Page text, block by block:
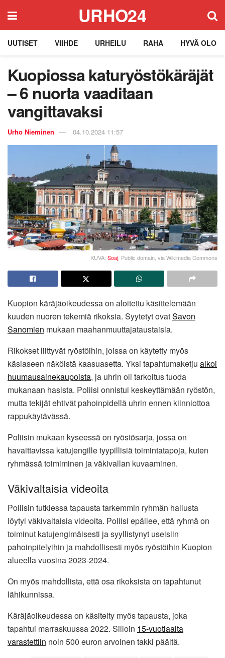
URHO24
UUTISET VIIHDE URHEILU RAHA HYVÄ OLO
Kuopiossa katuryöstökäräjät
– 6 nuorta vaaditaan
vangittavaksi
Urho Nieminen 04.10.2024 11:57
KUVA: Soaj , Public domain, via Wikimedia Commons
Kuopion käräjäoikeudessa on aloitettu käsittelemään
kuuden nuoren tekemiä rikoksia. Syytetyt ovatSavon
Sanomien mukaan maahanmuuttajataustaisia.
Rikokset liittyvät ryöstöihin, joissa on käytetty myös
käsiaseen näköistä kaasuasetta. Yksi tapahtumaketju alkoi
huumausainekaupoista, ja uhrin oli tarkoitus tuoda
mukanaan hasista. Poliisi onnistui keskeyttämään ryöstön,
mutta tekijät ehtivät pahoinpidellä uhrin ennen kiinniottoa
rappukäytävässä.
Poliisin mukaan kyseessä on ryöstösarja, jossa on
havaittavissa katujengille tyypillisiä toimintatapoja, kuten
ryhmässä toimiminen ja väkivallan kuvaaminen.
Väkivaltaisia videoita
Poliisin tutkiessa tapausta tarkemmin ryhmän hallusta
löytyi väkivaltaisia videoita. Poliisi epäilee, että ryhmä on
toiminut katujengimäisesti ja syyllistynyt useisiin
pahoinpitelyihin ja mahdollisesti myös ryöstöihin Kuopion
alueella vuosina 2023-2024.
On myös mahdollista, että osa rikoksista on tapahtunut
lähikunnissa.
Käräjäoikeudessa on käsitelty myös tapausta, joka
tapahtui marraskuussa 2022. Silloin 15-vuotiaalta
varastettiin noin 500 euron arvoinen takki päältä.